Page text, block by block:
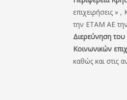
επιχειρήσεις
την ΕΤΑΜ ΑΕ την
Διερεύνηση
Κοινωνικών
καθώς και στις